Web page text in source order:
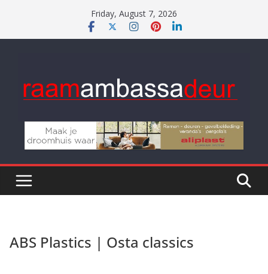
content
Friday, August 7, 2026
ABS Plastics | Osta classics